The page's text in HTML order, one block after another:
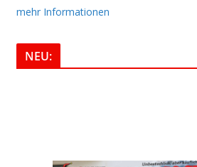
mehr Informationen
NEU: